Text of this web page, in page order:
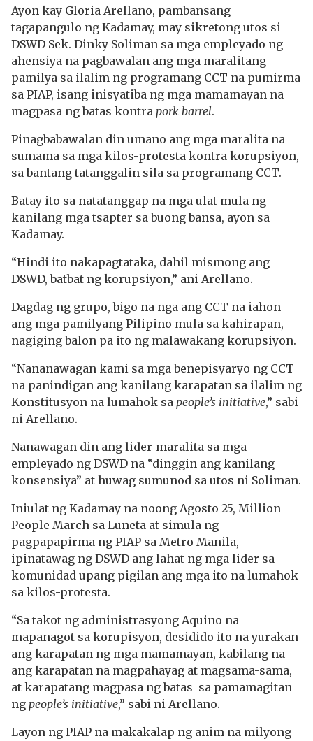
Ayon kay Gloria Arellano, pambansang
tagapangulo ng Kadamay, may sikretong utos si
DSWD Sek. Dinky Soliman sa mga empleyado ng
ahensiya na pagbawalan ang mga maralitang
pamilya sa ilalim ng programang CCT na pumirma
sa PIAP, isang inisyatiba ng mga mamamayan na
magpasa ng batas kontra pork barrel.
Pinagbabawalan din umano ang mga maralita na
sumama sa mga kilos-protesta kontra korupsiyon,
sa bantang tatanggalin sila sa programang CCT.
Batay ito sa natatanggap na mga ulat mula ng
kanilang mga tsapter sa buong bansa, ayon sa
Kadamay.
“Hindi ito nakapagtataka, dahil mismong ang
DSWD, batbat ng korupsiyon,” ani Arellano.
Dagdag ng grupo, bigo na nga ang CCT na iahon
ang mga pamilyang Pilipino mula sa kahirapan,
nagiging balon pa ito ng malawakang korupsiyon.
“Nananawagan kami sa mga benepisyaryo ng CCT
na panindigan ang kanilang karapatan sa ilalim ng
Konstitusyon na lumahok sa people’s initiative,” sabi
ni Arellano.
Nanawagan din ang lider-maralita sa mga
empleyado ng DSWD na “dinggin ang kanilang
konsensiya” at huwag sumunod sa utos ni Soliman.
Iniulat ng Kadamay na noong Agosto 25, Million
People March sa Luneta at simula ng
pagpapapirma ng PIAP sa Metro Manila,
ipinatawag ng DSWD ang lahat ng mga lider sa
komunidad upang pigilan ang mga ito na lumahok
sa kilos-protesta.
“Sa takot ng administrasyong Aquino na
mapanagot sa korupisyon, desidido ito na yurakan
ang karapatan ng mga mamamayan, kabilang na
ang karapatan na magpahayag at magsama-sama,
at karapatang magpasa ng batas sa pamamagitan
ng people’s initiative,” sabi ni Arellano.
Layon ng PIAP na makakalap ng anim na milyong